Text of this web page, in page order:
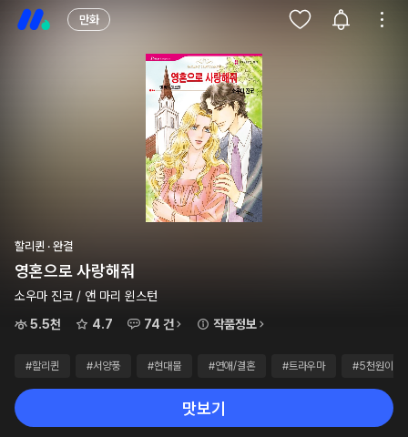
만화
할리퀸 · 완결
영혼으로 사랑해줘
소우마 진코 / 앤 마리 윈스턴
5.5천
4.7 74 건 작품정보
#할리퀸 #서양풍 #현대물 #연애/결혼 #트라우마 #5천원이하
맛보기